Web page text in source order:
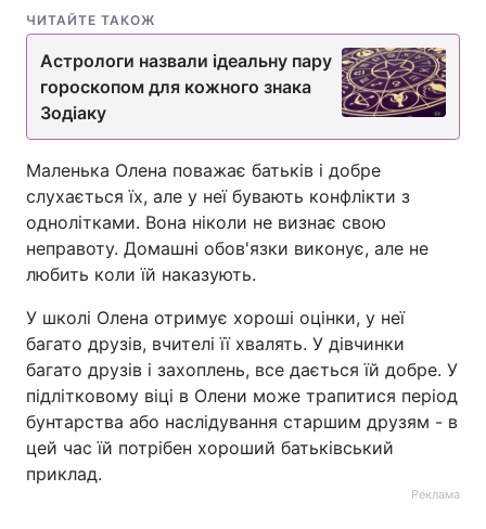
ЧИТАЙТЕ ТАКОЖ
Астрологи назвали ідеальну пару
гороскопом для кожного знака
Зодіаку
Маленька Олена поважає батьків і добре
слухається їх, але у неї бувають конфлікти з
однолітками. Вона ніколи не визнає свою
неправоту. Домашні обов'язки виконує, але не
любить коли їй наказують.
У школі Олена отримує хороші оцінки, у неї
багато друзів, вчителі її хвалять. У дівчинки
багато друзів і захоплень, все дається їй добре. У
підлітковому віці в Олени може трапитися період
бунтарства або наслідування старшим друзям - в
цей час їй потрібен хороший батьківський
приклад.
Реклама